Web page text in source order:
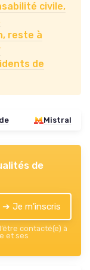
civile,
reste à
de
Mistral
de
➔ Je m'inscris
contacté(e) à
et ses